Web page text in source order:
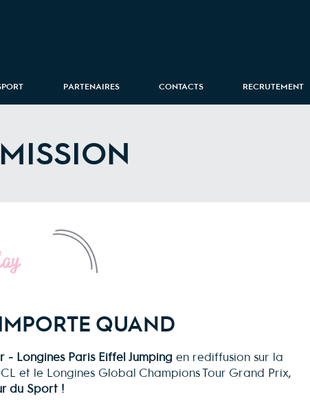
PARTENAIRES CONTACTS RECRUTEMENT
QUAND
- Longines Paris Eiffel Jumping en rediffusion sur la
et le Longines Global Champions Tour Grand Prix,
du Sport !